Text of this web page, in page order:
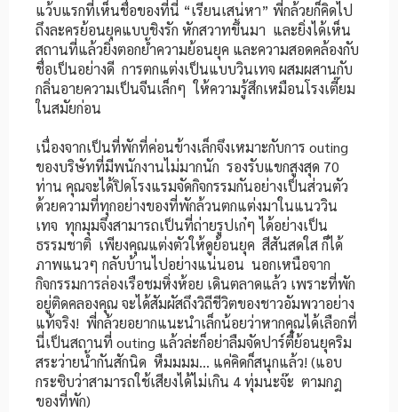
แว้บแรกที่เห็นชื่อของที่นี่ “เรียนเสน่หา” พี่กล้วยก็คิดไป
ถึงละครย้อนยุคแบบชิงรัก หักสวาทขึ้นมา และยิ่งได้เห็น
สถานที่แล้วยิ่งตอกย้ำความย้อนยุค และความสอดคล้องกับ
ชื่อเป็นอย่างดี การตกแต่งเป็นแบบวินเทจ ผสมผสานกับ
กลิ่นอายความเป็นจีนเล็กๆ ให้ความรู้สึกเหมือนโรงเตี๊ยม
ในสมัยก่อน
เนื่องจากเป็นที่พักที่ค่อนข้างเล็กจึงเหมาะกับการ outing
ของบริษัทที่มีพนักงานไม่มากนัก รองรับแขกสูงสุด 70
ท่าน คุณจะได้ปิดโรงแรมจัดกิจกรรมกันอย่างเป็นส่วนตัว
ด้วยความที่ทุกอย่างของที่พักล้วนตกแต่งมาในแนววิน
เทจ ทุกมุมจึงสามารถเป็นที่ถ่ายรูปเก๋ๆ ได้อย่างเป็น
ธรรมชาติ เพียงคุณแต่งตัวให้ดูย้อนยุค สีสันสดใส ก็ได้
ภาพแนวๆ กลับบ้านไปอย่างแน่นอน นอกเหนือจาก
กิจกรรมการล่องเรือชมหิ่งห้อย เดินตลาดแล้ว เพราะที่พัก
อยู่ติดคลองคุณ จะได้สัมผัสถึงวิถีชีวิตของชาวอัมพวาอย่าง
แท้จริง! พี่กล้วยอยากแนะนำเล็กน้อยว่าหากคุณได้เลือกที่
นี่เป็นสถานที่ outing แล้วล่ะก็อย่าลืมจัดปาร์ตี้ย้อนยุคริม
สระว่ายน้ำกันสักนิด หืมมมม… แค่คิดก็สนุกแล้ว! (แอบ
กระซิบว่าสามารถใช้เสียงได้ไม่เกิน 4 ทุ่มนะจ๊ะ ตามกฎ
ของที่พัก)